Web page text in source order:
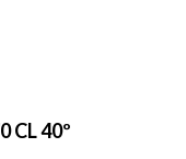
CL 40º